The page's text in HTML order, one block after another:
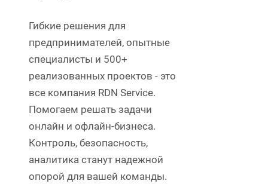
Гибкие решения для
предпринимателей, опытные
специалисты и 500+
реализованных проектов - это
все компания RDN Service.
Помогаем решать задачи
онлайн и офлайн-бизнеса.
Контроль, безопасность,
аналитика станут надежной
опорой для вашей команды.